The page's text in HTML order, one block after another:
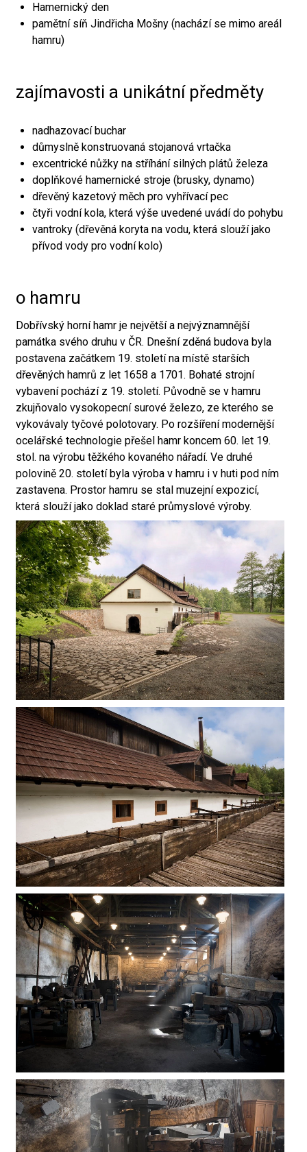
Hamernický den
pamětní síň Jindřicha Mošny (nachází se mimo areál
hamru)
zajímavosti a unikátní předměty
nadhazovací buchar
důmyslně konstruovaná stojanová vrtačka
excentrické nůžky na stříhání silných plátů železa
doplňkové hamernické stroje (brusky, dynamo)
dřevěný kazetový měch pro vyhřívací pec
čtyři vodní kola, která výše uvedené uvádí do pohybu
vantroky (dřevěná koryta na vodu, která slouží jako
přívod vody pro vodní kolo)
o hamru
Dobřívský horní hamr je největší a nejvýznamnější
památka svého druhu v ČR. Dnešní zděná budova byla
postavena začátkem 19. století na místě starších
dřevěných hamrů z let 1658 a 1701. Bohaté strojní
vybavení pochází z 19. století. Původně se v hamru
zkujňovalo vysokopecní surové železo, ze kterého se
vykovávaly tyčové polotovary. Po rozšíření modernější
ocelářské technologie přešel hamr koncem 60. let 19.
stol. na výrobu těžkého kovaného nářadí. Ve druhé
polovině 20. století byla výroba v hamru i v huti pod ním
zastavena. Prostor hamru se stal muzejní expozicí,
která slouží jako doklad staré průmyslové výroby.